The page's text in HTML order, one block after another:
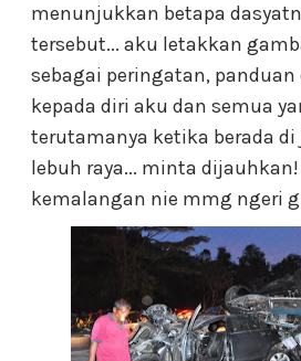
menunjukkan betapa
tersebut... aku letakkan
sebagai peringatan,
kepada diri aku dan semua
terutamanya ketika berada di
lebuh raya... minta
kemalangan nie mmg ngeri